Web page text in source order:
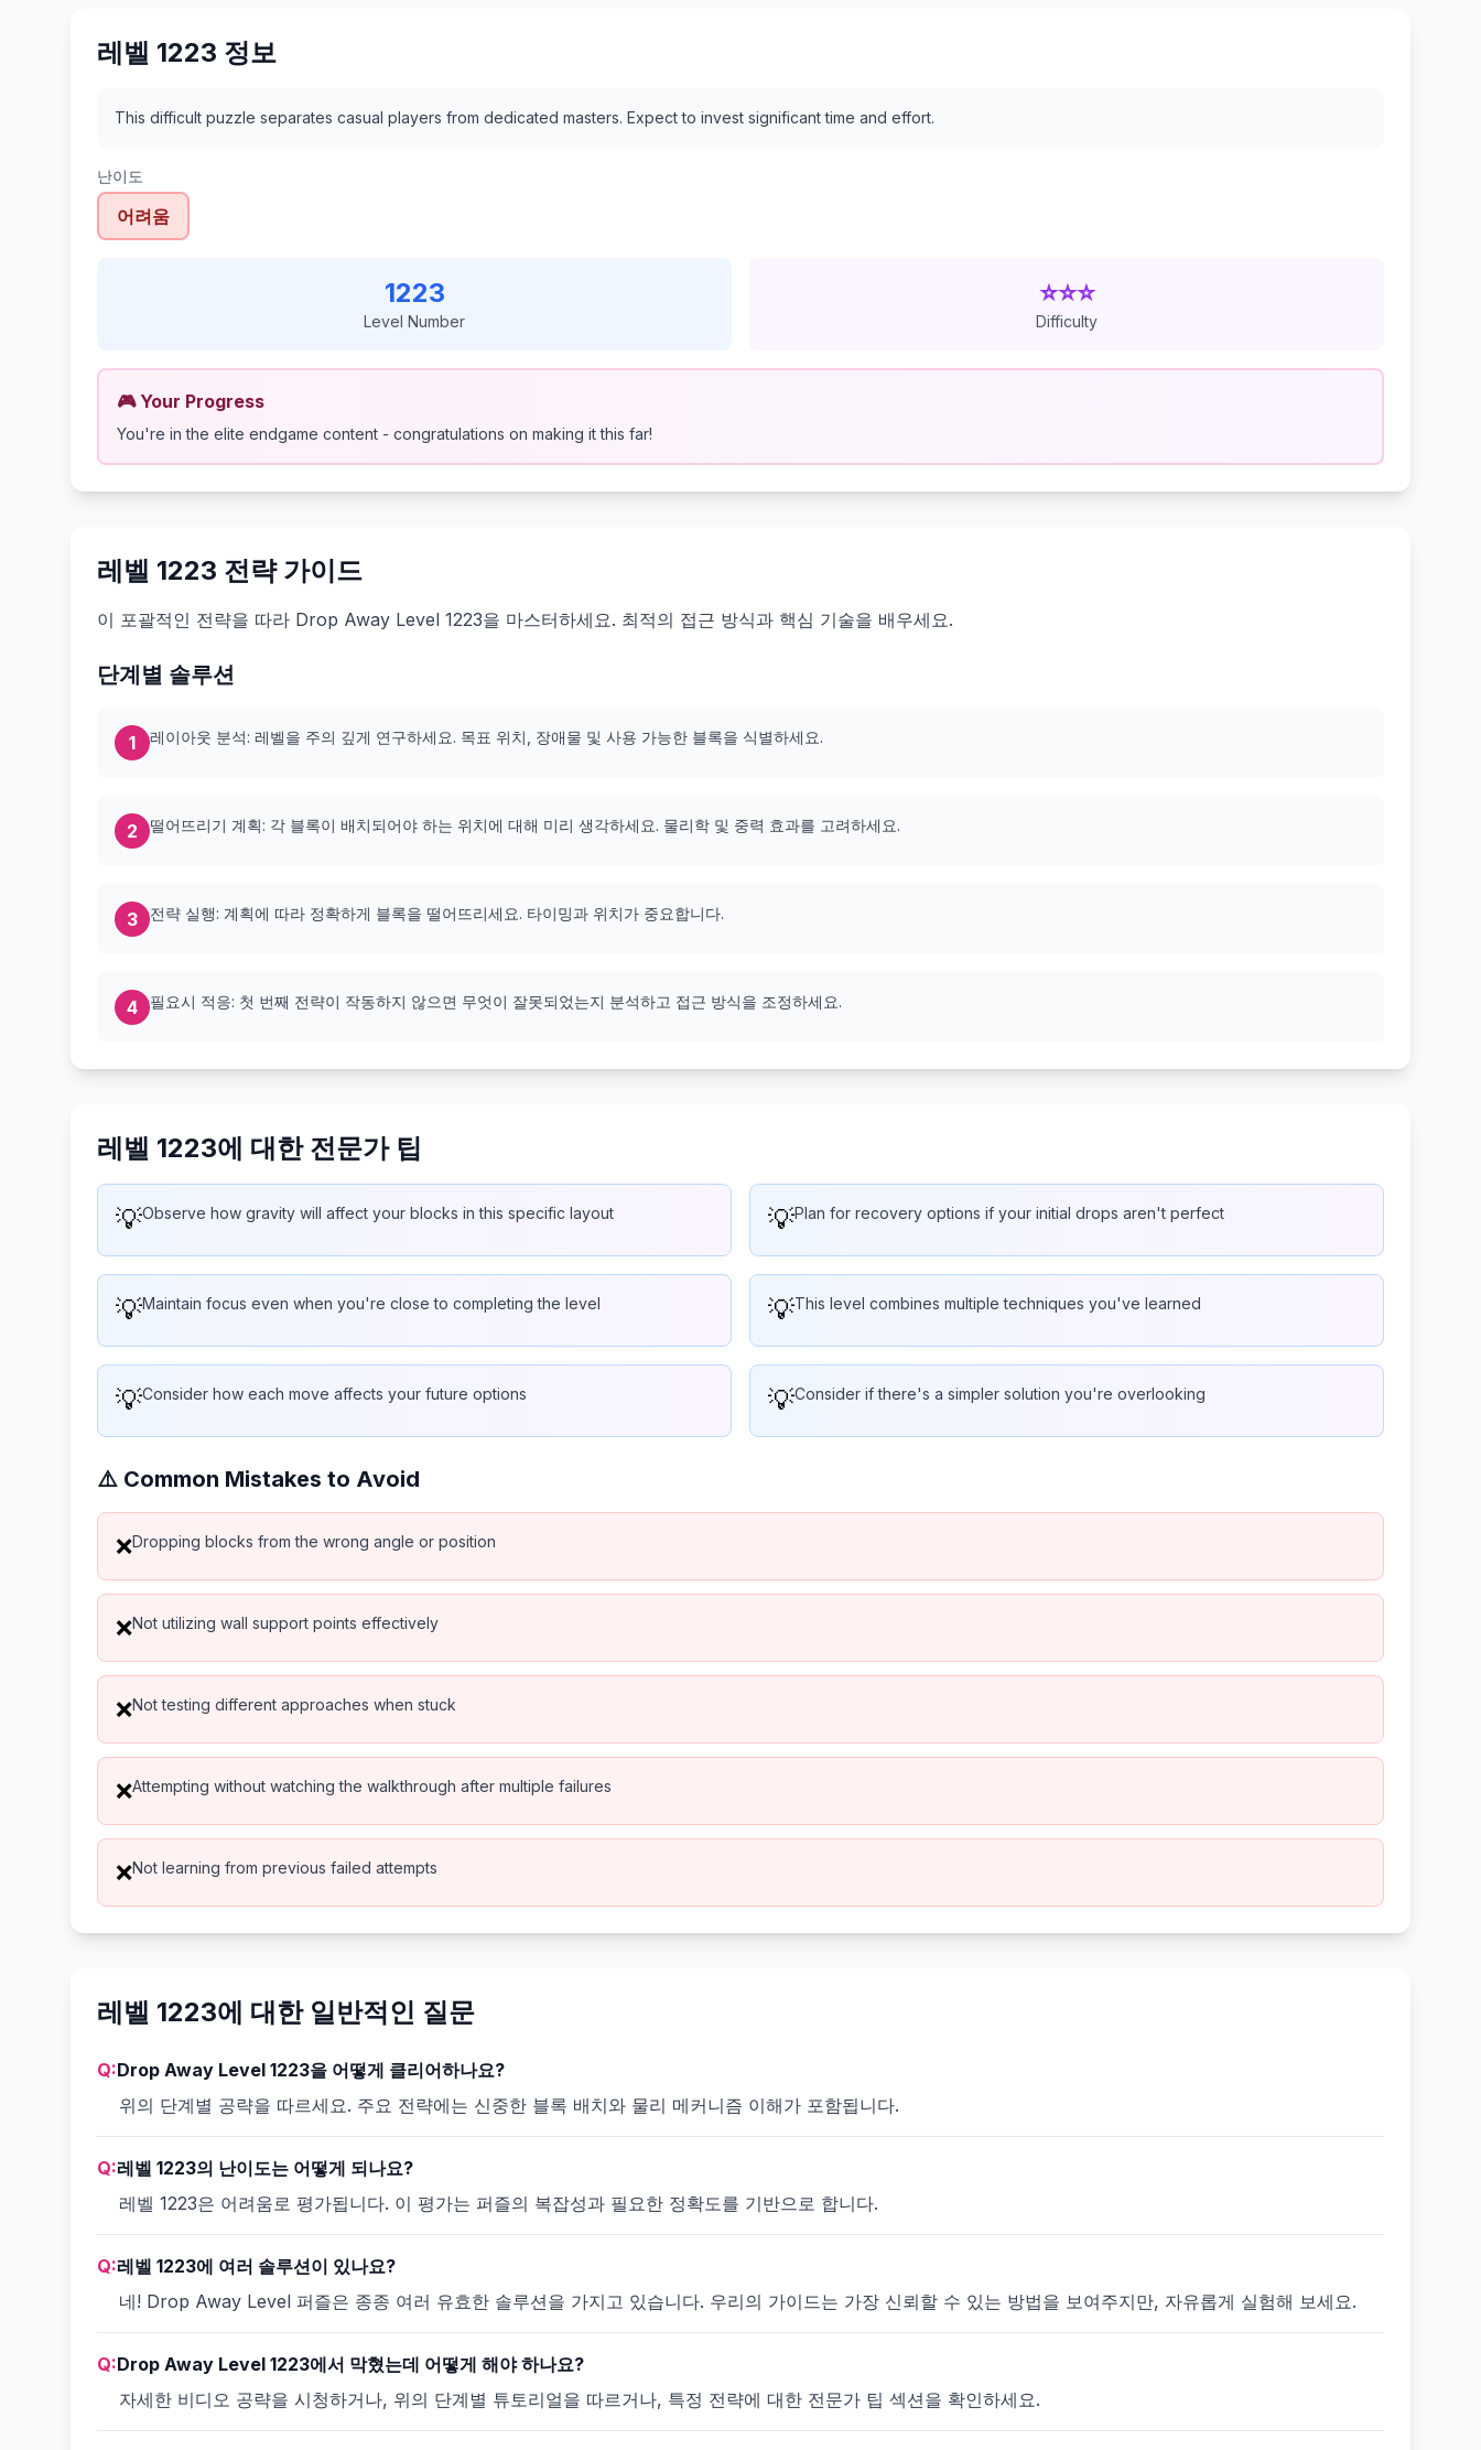
레벨 1223 정보
This difficult puzzle separates casual players from dedicated masters. Expect to invest significant time and effort.
난이도
어려움
1223
Level Number
⭐⭐⭐
Difficulty
🎮 Your Progress
You're in the elite endgame content - congratulations on making it this far!
레벨 1223 전략 가이드
이 포괄적인 전략을 따라 Drop Away Level 1223을 마스터하세요. 최적의 접근 방식과 핵심 기술을 배우세요.
단계별 솔루션
1 레이아웃 분석: 레벨을 주의 깊게 연구하세요. 목표 위치, 장애물 및 사용 가능한 블록을 식별하세요.
2 떨어뜨리기 계획: 각 블록이 배치되어야 하는 위치에 대해 미리 생각하세요. 물리학 및 중력 효과를 고려하세요.
3 전략 실행: 계획에 따라 정확하게 블록을 떨어뜨리세요. 타이밍과 위치가 중요합니다.
4 필요시 적응: 첫 번째 전략이 작동하지 않으면 무엇이 잘못되었는지 분석하고 접근 방식을 조정하세요.
레벨 1223에 대한 전문가 팁
💡Observe how gravity will affect your blocks in this specific layout 💡Plan for recovery options if your initial drops aren't perfect
💡Maintain focus even when you're close to completing the level 💡This level combines multiple techniques you've learned
💡Consider how each move affects your future options 💡Consider if there's a simpler solution you're overlooking
⚠️ Common Mistakes to Avoid
❌Dropping blocks from the wrong angle or position
❌Not utilizing wall support points effectively
❌Not testing different approaches when stuck
❌Attempting without watching the walkthrough after multiple failures
❌Not learning from previous failed attempts
레벨 1223에 대한 일반적인 질문
Q:Drop Away Level 1223을 어떻게 클리어하나요?
위의 단계별 공략을 따르세요. 주요 전략에는 신중한 블록 배치와 물리 메커니즘 이해가 포함됩니다.
Q:레벨 1223의 난이도는 어떻게 되나요?
레벨 1223은 어려움로 평가됩니다. 이 평가는 퍼즐의 복잡성과 필요한 정확도를 기반으로 합니다.
Q:레벨 1223에 여러 솔루션이 있나요?
네! Drop Away Level 퍼즐은 종종 여러 유효한 솔루션을 가지고 있습니다. 우리의 가이드는 가장 신뢰할 수 있는 방법을 보여주지만, 자유롭게 실험해 보세요.
Q:Drop Away Level 1223에서 막혔는데 어떻게 해야 하나요?
자세한 비디오 공략을 시청하거나, 위의 단계별 튜토리얼을 따르거나, 특정 전략에 대한 전문가 팁 섹션을 확인하세요.